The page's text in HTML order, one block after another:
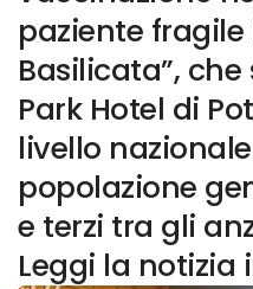
paziente fragile
Basilicata”,
Park Hotel di
livello
popolazione
e terzi tra gli
Leggi la notizia